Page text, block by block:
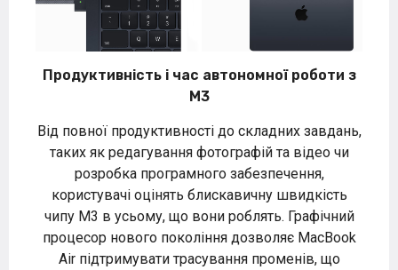
Продуктивність і час автономної роботи з
M3
Від повної продуктивності до складних завдань,
таких як редагування фотографій та відео чи
розробка програмного забезпечення,
користувачі оцінять блискавичну швидкість
чипу M3 в усьому, що вони роблять. Графічний
процесор нового покоління дозволяє MacBook
Air підтримувати трасування променів, що